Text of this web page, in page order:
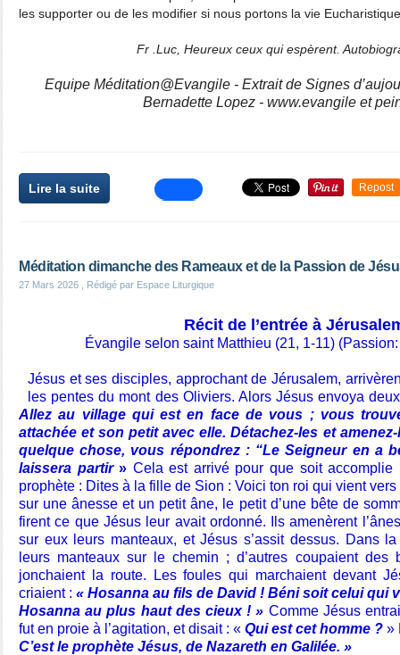
les supporter ou de les modifier si nous portons la vie
Fr .Luc, Heureux ceux qui espèrent.
Equipe Méditation@Evangile - Extrait de Signes
Bernadette Lopez - www.evangile et
Lire la suite Repost
Méditation dimanche des Rameaux et de la Passion de
27 Mars 2026 , Rédigé par Espace Liturgique
Récit de l’entrée à
Évangile selon saint Matthieu (21, 1-11)
Jésus et ses disciples, approchant de Jérusalem,
les pentes du mont des Oliviers. Alors Jésus envoya
Allez au village qui est en face de vous ; vous
attachée et son petit avec elle. Détachez-les et
quelque chose, vous répondrez : “Le Seigneur en a
laissera partir» Cela est arrivé pour que soit
prophète : Dites à la fille de Sion : Voici ton roi qui vient
sur une ânesse et un petit âne, le petit d’une bête de
firent ce que Jésus leur avait ordonné. Ils amenèrent
sur eux leurs manteaux, et Jésus s’assit dessus. Dans
leurs manteaux sur le chemin ; d’autres coupaient des
jonchaient la route. Les foules qui marchaient devant
criaient : « Hosanna au fils de David ! Béni soit celui qui
Hosanna au plus haut des cieux ! » Comme Jésus
fut en proie à l’agitation, et disait : « Qui est cet homme ? »
C’est le prophète Jésus, de Nazareth en Galilée. »